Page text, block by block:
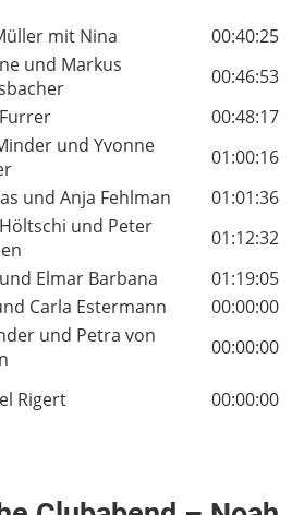
mit Nina
00:40:25
und Markus
00:46:53
00:48:17
und Yvonne
01:00:16
und Anja Fehlman
01:01:36
und Peter
01:12:32
Elmar Barbana
01:19:05
Carla Estermann
00:00:00
und Petra von
00:00:00
Rigert 00:00:00